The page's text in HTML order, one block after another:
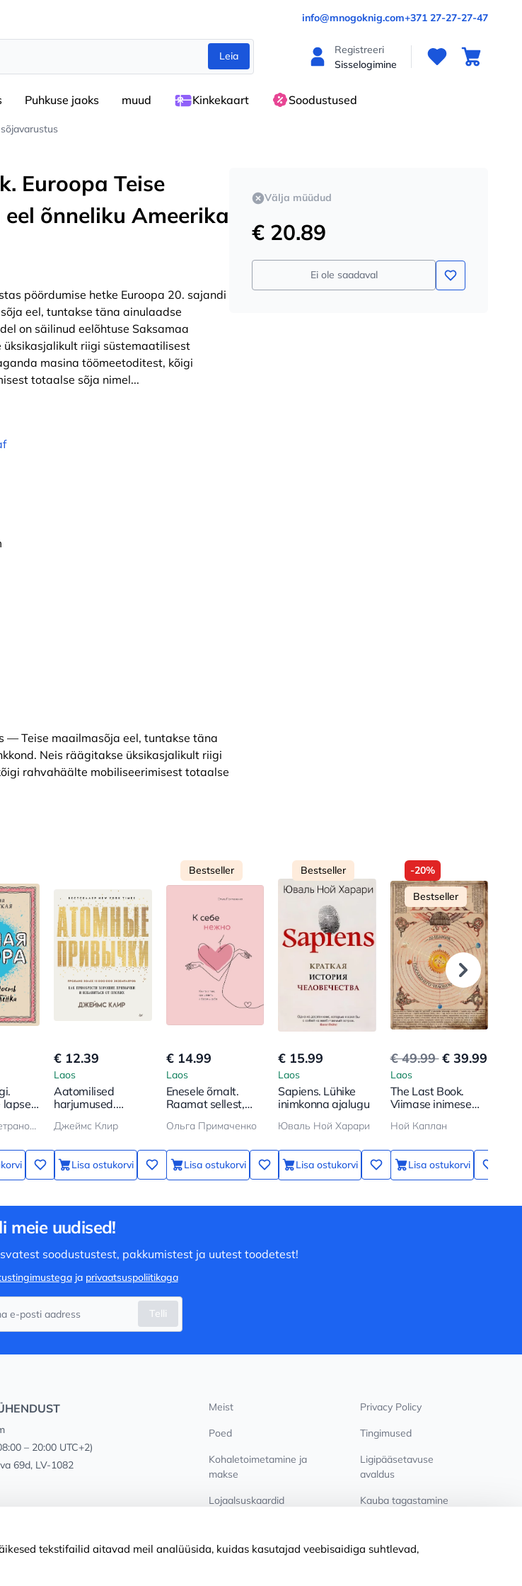
info@mnogoknig.com+371 27-27-27-47
Leia
Registreeri
Sisselogimine
Puhkuse jaoks muud Kinkekaart Soodustused
Euroopa Teise
õnneliku Ameerika
pöördumise hetke Euroopa 20. sajandi
eel, tuntakse täna ainulaadse
on säilinud eelõhtuse Saksamaa
üksikasjalikult riigi süstemaatilisest
masina töömeetoditest, kõigi
totaalse sõja nimel...
— Teise maailmasõja eel, tuntakse täna
Neis räägitakse üksikasjalikult riigi
rahvahäälte mobiliseerimisest totaalse
Välja müüdud
€ 20.89
Ei ole saadaval
lapse
Людмила Петрановская
€ 12.39
Laos
Aatomilised
harjumused.
häid harjumusi
Джеймс Клир
Lisa ostukorvi
Bestseller
€ 14.99
Laos
Enesele õrnalt.
Raamat sellest,
väärtustada ja
Ольга Примаченко
Lisa ostukorvi
Bestseller
€ 15.99
Laos
Sapiens. Lühike
inimkonna ajalugu
Юваль Ной Харари
Lisa ostukorvi
-20%
Bestseller
€ 49.99€ 39.99
Laos
The Last Book.
Viimase inimese
Ной Каплан
Lisa ostukorvi
meie uudised!
soodustustest, pakkumistest ja uutest toodetest!
ja privaatsuspoliitikaga
Telli
– 20:00 UTC+2)
69d, LV-1082
Meist
Poed
Kohaletoimetamine ja
makse
Lojaalsuskaardid
Privacy Policy
Tingimused
Ligipääsetavuse
avaldus
Kauba tagastamine
tekstifailid aitavad meil analüüsida, kuidas kasutajad veebisaidiga suhtlevad,